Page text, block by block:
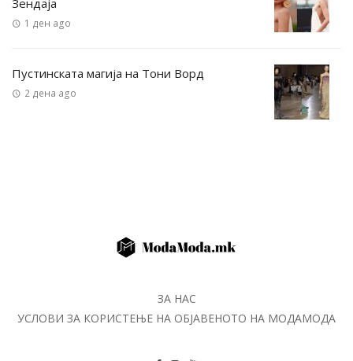
1 ден ago
Пустинската магија на Тони Ворд
2 дена ago
ЗА НАС
УСЛОВИ ЗА КОРИСТЕЊЕ НА ОБЈАВЕНОТО НА МОДАМОДА